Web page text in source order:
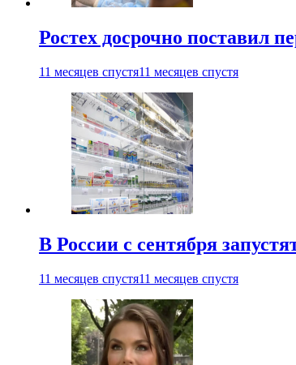
Ростех досрочно поставил
11 месяцев спустя11 месяцев спустя
В России с сентября
11 месяцев спустя11 месяцев спустя